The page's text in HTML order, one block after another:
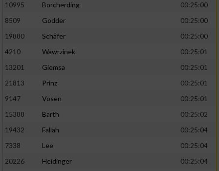
10995
Borcherding
00:25:00
8509
Godder
00:25:00
19880
Schäfer
00:25:00
4210
Wawrzinek
00:25:01
13201
Giemsa
00:25:01
21813
Prinz
00:25:01
9147
Vosen
00:25:01
15388
Barth
00:25:02
19432
Fallah
00:25:04
7338
Lee
00:25:04
20226
Heidinger
00:25:04